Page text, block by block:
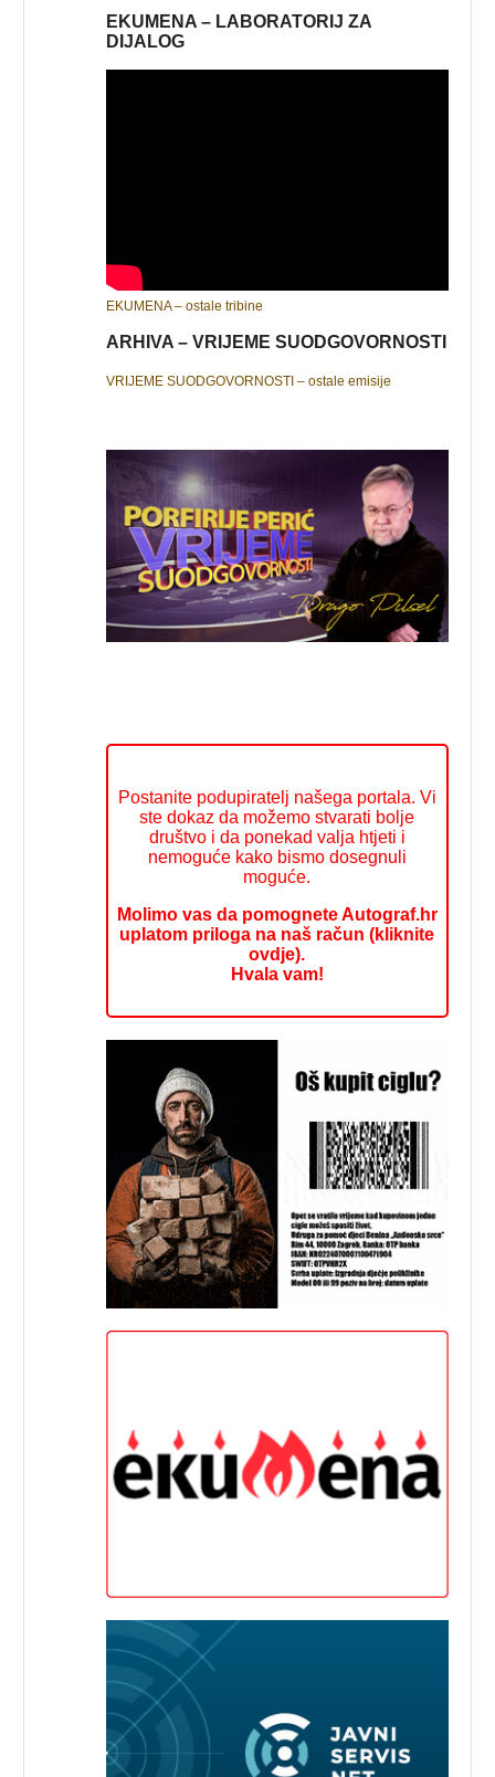
EKUMENA – LABORATORIJ ZA
DIJALOG
EKUMENA – ostale tribine
ARHIVA – VRIJEME SUODGOVORNOSTI
VRIJEME SUODGOVORNOSTI – ostale emisije
Postanite podupiratelj našega portala. Vi
ste dokaz da možemo stvarati bolje
društvo i da ponekad valja htjeti i
nemoguće kako bismo dosegnuli
moguće.
Molimo vas da pomognete Autograf.hr
uplatom priloga na naš račun (kliknite
ovdje).
Hvala vam!